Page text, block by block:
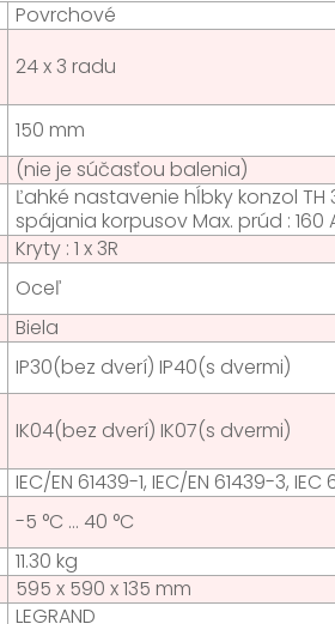
Povrchové
24 x 3 radu
150 mm
(nie je súčasťou balenia)
Ľahké nastavenie hĺbky konzol
spájania korpusov Max. prúd :
Kryty : 1 x 3R
Oceľ
Biela
IP30(bez dverí) IP40(s dvermi)
IK04(bez dverí) IK07(s dvermi)
IEC/EN 61439-1, IEC/EN 61439-3,
-5 °C ... 40 °C
11.30 kg
595 x 590 x 135 mm
LEGRAND